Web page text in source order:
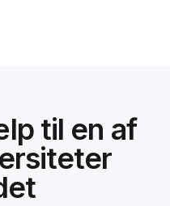
til en af